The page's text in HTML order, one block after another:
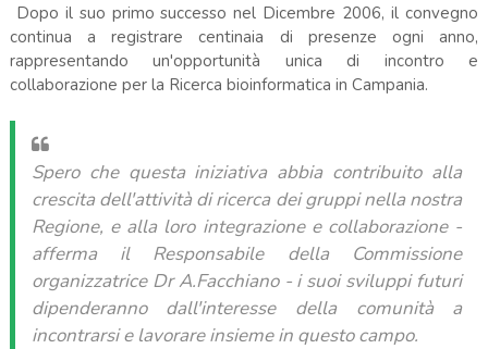
Dopo il suo primo successo nel Dicembre 2006, il convegno
continua a registrare centinaia di presenze ogni anno,
rappresentando un'opportunità unica di incontro e
collaborazione per la Ricerca bioinformatica in Campania.
Spero che questa iniziativa abbia contribuito alla
crescita dell'attività di ricerca dei gruppi nella nostra
Regione, e alla loro integrazione e collaborazione -
afferma il Responsabile della Commissione
organizzatrice Dr A.Facchiano - i suoi sviluppi futuri
dipenderanno dall'interesse della comunità a
incontrarsi e lavorare insieme in questo campo.